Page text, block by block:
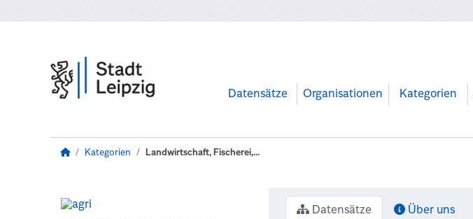
Datensätze Organisationen Kategorien
Kategorien Landwirtschaft, Fischerei,...
Datensätze Über uns